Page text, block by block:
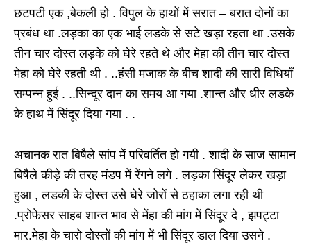
छटपटी एक ,बेकली हो . विपुल के हाथों में सरात – बरात दोनों का
प्रबंध था .लड़का का एक भाई लडके से सटे खड़ा रहता था .उसके
तीन चार दोस्त लड़के को घेरे रहते थे और मेहा की तीन चार दोस्त
मेहा को घेरे रहती थी . ..हंसी मजाक के बीच शादी की सारी विधियाँ
सम्पन्न हुई . ..सिन्दूर दान का समय आ गया .शान्त और धीर लडके
के हाथ में सिंदूर दिया गया . .
अचानक रात बिषैले सांप में परिवर्तित हो गयी . शादी के साज सामान
बिषैले कीड़े की तरह मंडप में रेंगने लगे . लड़का सिंदूर लेकर खड़ा
हुआ , लडकी के दोस्त उसे घेरे जोरों से ठहाका लगा रही थी
.प्रोफेसर साहब शान्त भाव से मेंहा की मांग में सिंदूर दे , झपट्टा
मार.मेहा के चारो दोस्तों की मांग में भी सिंदूर डाल दिया उसने .